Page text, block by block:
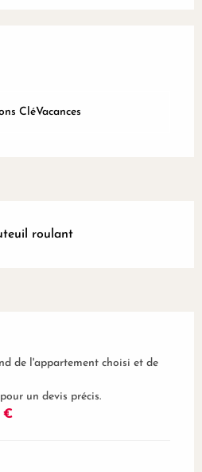
CléVacances
roulant
de l'appartement choisi et de
un devis précis.
€